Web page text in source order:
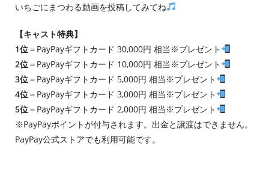
いちごにまつわる動画を投稿してみてね
【キャスト特典】
1位＝PayPayギフトカード 30,000円 相当※プレゼント
2位＝PayPayギフトカード 10,000円 相当※プレゼント
3位＝PayPayギフトカード 5,000円 相当※プレゼント
4位＝PayPayギフトカード 3,000円 相当※プレゼント
5位＝PayPayギフトカード 2,000円 相当※プレゼント
※PayPayポイントが付与されます。出金と譲渡はできません。
PayPay公式ストアでも利用可能です。